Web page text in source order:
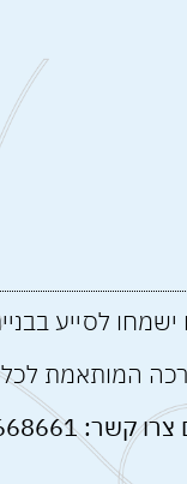
ישמחו לסייע
המותאמת
צרו קשר: